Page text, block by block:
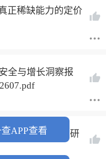
正稀缺能力的定价
全与增长洞察报
Git——AI时代的研
APP查看